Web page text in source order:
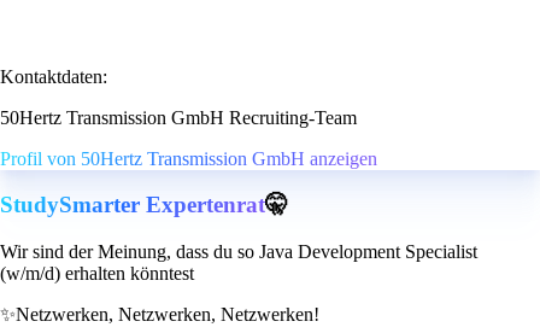
Kontaktdaten:
50Hertz Transmission GmbH Recruiting-Team
Profil von 50Hertz Transmission GmbH anzeigen
StudySmarter Expertenrat🤫
Wir sind der Meinung, dass du so Java Development Specialist
(w/m/d) erhalten könntest
✨Netzwerken, Netzwerken, Netzwerken!